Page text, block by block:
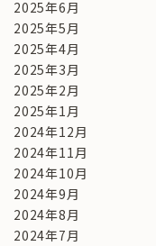
2025年6月
2025年5月
2025年4月
2025年3月
2025年2月
2025年1月
2024年12月
2024年11月
2024年10月
2024年9月
2024年8月
2024年7月